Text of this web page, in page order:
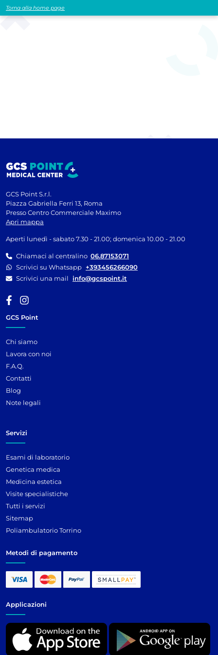
Torna alla home page
GCS Point S.r.l.
Piazza Gabriella Ferri 13, Roma
Presso Centro Commerciale Maximo
Apri mappa
Aperti lunedì - sabato 7.30 - 21.00; domenica 10.00 - 21.00
Chiamaci al centralino 06.87153071
Scrivici su Whatsapp +393456266090
Scrivici una mail
info@gcspoint.it
GCS Point
Chi siamo
Lavora con noi
F.A.Q.
Contatti
Blog
Note legali
Servizi
Esami di laboratorio
Genetica medica
Medicina estetica
Visite specialistiche
Tutti i servizi
Sitemap
Poliambulatorio Torrino
Metodi di pagamento
Applicazioni